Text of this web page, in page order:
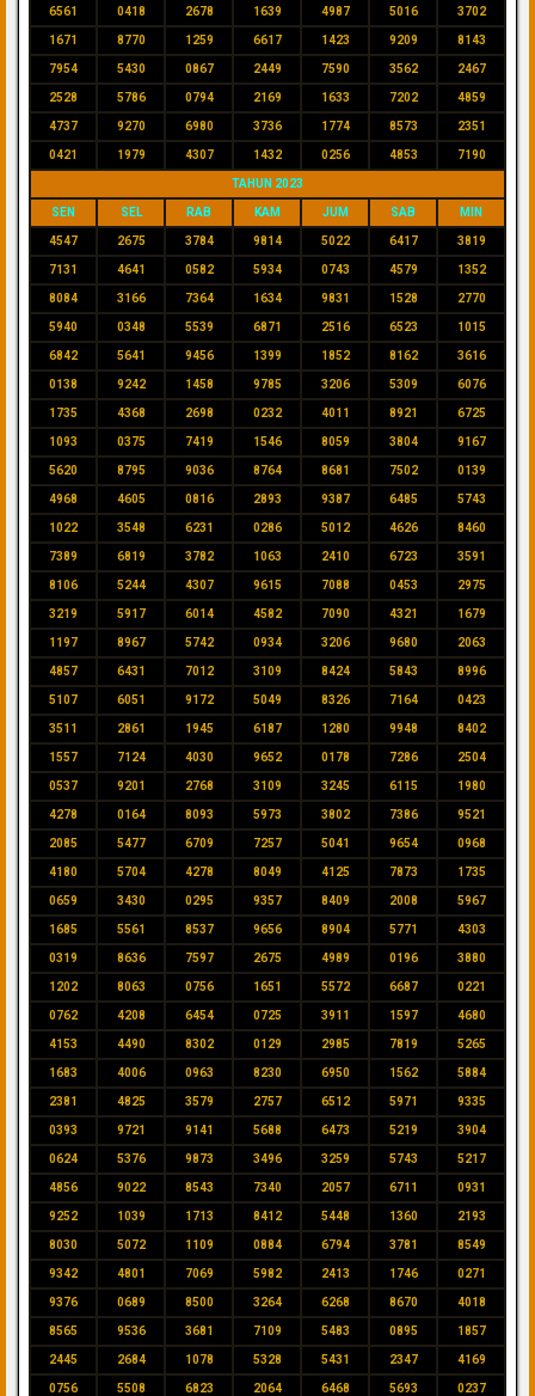
6561 0418 2678 1639 4987 5016 3702
1671 8770 1259 6617 1423 9209 8143
7954 5430 0867 2449 7590 3562 2467
2528 5786 0794 2169 1633 7202 4859
4737 9270 6980 3736 1774 8573 2351
0421 1979 4307 1432 0256 4853 7190
TAHUN 2023
SEN SEL RAB KAM JUM SAB MIN
4547 2675 3784 9814 5022 6417 3819
7131 4641 0582 5934 0743 4579 1352
8084 3166 7364 1634 9831 1528 2770
5940 0348 5539 6871 2516 6523 1015
6842 5641 9456 1399 1852 8162 3616
0138 9242 1458 9785 3206 5309 6076
1735 4368 2698 0232 4011 8921 6725
1093 0375 7419 1546 8059 3804 9167
5620 8795 9036 8764 8681 7502 0139
4968 4605 0816 2893 9387 6485 5743
1022 3548 6231 0286 5012 4626 8460
7389 6819 3782 1063 2410 6723 3591
8106 5244 4307 9615 7088 0453 2975
3219 5917 6014 4582 7090 4321 1679
1197 8967 5742 0934 3206 9680 2063
4857 6431 7012 3109 8424 5843 8996
5107 6051 9172 5049 8326 7164 0423
3511 2861 1945 6187 1280 9948 8402
1557 7124 4030 9652 0178 7286 2504
0537 9201 2768 3109 3245 6115 1980
4278 0164 8093 5973 3802 7386 9521
2085 5477 6709 7257 5041 9654 0968
4180 5704 4278 8049 4125 7873 1735
0659 3430 0295 9357 8409 2008 5967
1685 5561 8537 9656 8904 5771 4303
0319 8636 7597 2675 4989 0196 3880
1202 8063 0756 1651 5572 6687 0221
0762 4208 6454 0725 3911 1597 4680
4153 4490 8302 0129 2985 7819 5265
1683 4006 0963 8230 6950 1562 5884
2381 4825 3579 2757 6512 5971 9335
0393 9721 9141 5688 6473 5219 3904
0624 5376 9873 3496 3259 5743 5217
4856 9022 8543 7340 2057 6711 0931
9252 1039 1713 8412 5448 1360 2193
8030 5072 1109 0884 6794 3781 8549
9342 4801 7069 5982 2413 1746 0271
9376 0689 8500 3264 6268 8670 4018
8565 9536 3681 7109 5483 0895 1857
2445 2684 1078 5328 5431 2347 4169
0756 5508 6823 2064 6468 5693 0237